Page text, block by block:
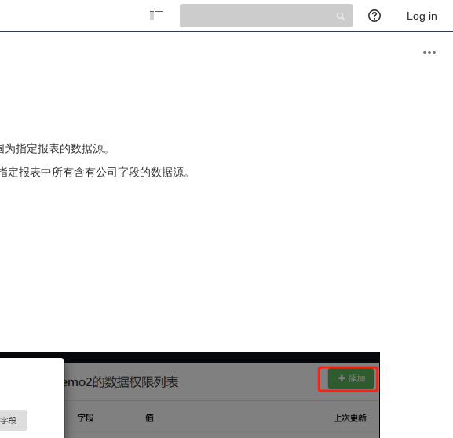
Quick
Log in
指定报表的数据源。
报表中所有含有公司字段的数据源。